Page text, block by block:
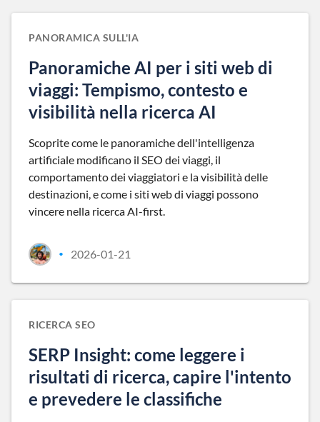
PANORAMICA SULL'IA
Panoramiche AI per i siti web di
viaggi: Tempismo, contesto e
visibilità nella ricerca AI
Scoprite come le panoramiche dell'intelligenza
artificiale modificano il SEO dei viaggi, il
comportamento dei viaggiatori e la visibilità delle
destinazioni, e come i siti web di viaggi possono
vincere nella ricerca AI-first.
• 2026-01-21
RICERCA SEO
SERP Insight: come leggere i
risultati di ricerca, capire l'intento
e prevedere le classifiche